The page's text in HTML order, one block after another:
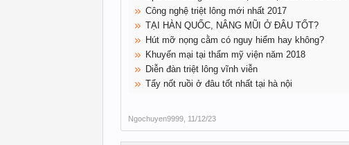
Công nghệ triệt lông mới nhất 2017
TẠI HÀN QUỐC, NÂNG MŨI Ở ĐÂU TỐT?
Hút mỡ nọng cằm có nguy hiểm hay không?
Khuyến mại tại thẩm mỹ viện năm 2018
Diễn đàn triệt lông vĩnh viễn
Tẩy nốt ruồi ở đâu tốt nhất tại hà nội
Ngochuyen9999 11/12/23